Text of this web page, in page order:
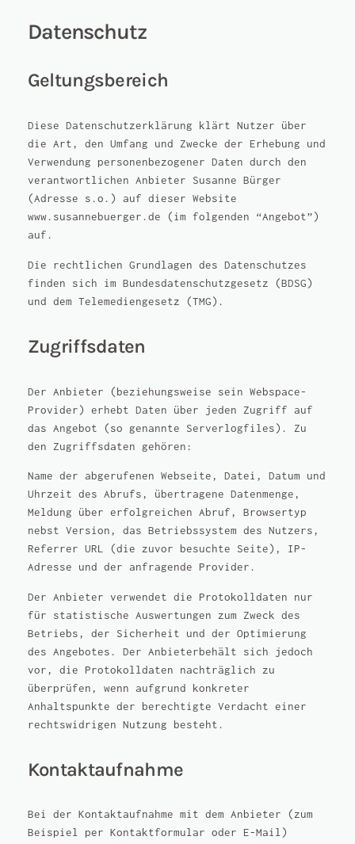
Datenschutz
Geltungsbereich
Diese Datenschutzerklärung klärt Nutzer über
die Art, den Umfang und Zwecke der Erhebung und
Verwendung personenbezogener Daten durch den
verantwortlichen Anbieter Susanne Bürger
(Adresse s.o.) auf dieser Website
www.susannebuerger.de (im folgenden “Angebot”)
auf.
Die rechtlichen Grundlagen des Datenschutzes
finden sich im Bundesdatenschutzgesetz (BDSG)
und dem Telemediengesetz (TMG).
Zugriffsdaten
Der Anbieter (beziehungsweise sein Webspace-
Provider) erhebt Daten über jeden Zugriff auf
das Angebot (so genannte Serverlogfiles). Zu
den Zugriffsdaten gehören:
Name der abgerufenen Webseite, Datei, Datum und
Uhrzeit des Abrufs, übertragene Datenmenge,
Meldung über erfolgreichen Abruf, Browsertyp
nebst Version, das Betriebssystem des Nutzers,
Referrer URL (die zuvor besuchte Seite), IP-
Adresse und der anfragende Provider.
Der Anbieter verwendet die Protokolldaten nur
für statistische Auswertungen zum Zweck des
Betriebs, der Sicherheit und der Optimierung
des Angebotes. Der Anbieterbehält sich jedoch
vor, die Protokolldaten nachträglich zu
überprüfen, wenn aufgrund konkreter
Anhaltspunkte der berechtigte Verdacht einer
rechtswidrigen Nutzung besteht.
Kontaktaufnahme
Bei der Kontaktaufnahme mit dem Anbieter (zum
Beispiel per Kontaktformular oder E-Mail)